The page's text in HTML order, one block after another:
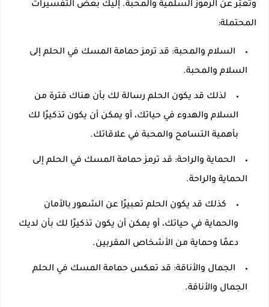
وتعبّر عن الرموز السلمية والمحبة. إليك بعض التفسيرات
المحتملة:
السلام والمحبة: قد ترمز حمامة المسك في الحلم إلى
السلام والمحبة.
لذلك قد يكون الحلم رسالة لك بأن هناك فترة من
السلام والهدوء في حياتك، أو يمكن أن يكون تذكيرًا لك
بأهمية التسامح والمحبة في علاقاتك.
الحماية والراحة: قد ترمز حمامة المسك في الحلم إلى
الحماية والراحة.
كذلك قد يكون الحلم تعبيرًا عن الشعور بالأمان
والحماية في حياتك، أو يمكن أن يكون تذكيرًا لك بأن لديك
دعمًا وحماية من الأشخاص المقربين.
الجمال والأناقة: قد تعكس حمامة المسك في الحلم
الجمال والأناقة.